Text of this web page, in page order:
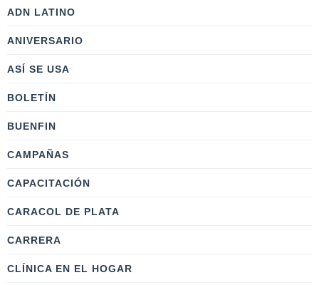
ADN LATINO
ANIVERSARIO
ASÍ SE USA
BOLETÍN
BUENFIN
CAMPAÑAS
CAPACITACIÓN
CARACOL DE PLATA
CARRERA
CLÍNICA EN EL HOGAR